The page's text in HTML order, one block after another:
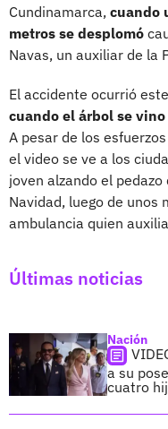
Cundinamarca, cuando
metros se desplomó
Navas, un auxiliar de la
El accidente ocurrió
cuando el árbol se
A pesar de los
el video se ve a los
joven alzando el
Navidad, luego de unos
ambulancia quien
Últimas noticias
Nación
a su
cuatro